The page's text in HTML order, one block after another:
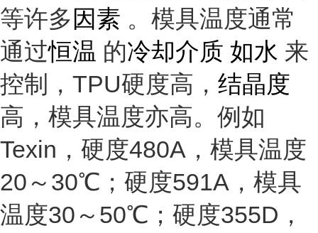
等许多 因素 。模具温度通常
通过恒温 的冷却介质 如水 来
控制，TPU硬度高， 结晶度
高，模具温度亦高。例如
Texin，硬度480A，模具温度
20～30℃；硬度591A，模具
温度30～50℃；硬度355D，